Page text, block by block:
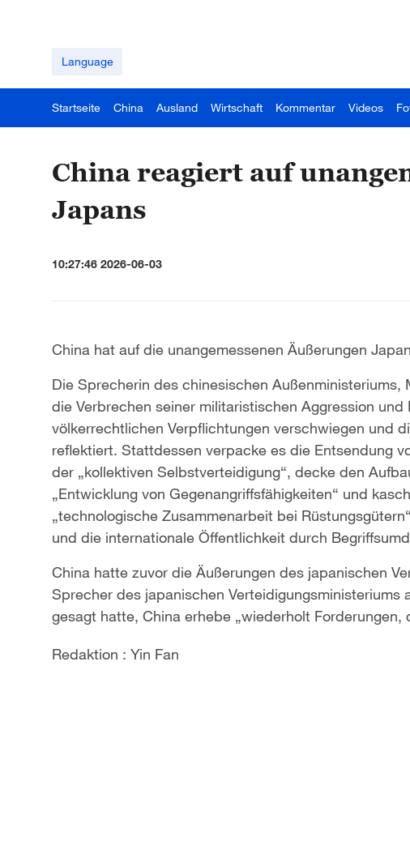
Language
Startseite China Ausland Wirtschaft Kommentar Videos
China reagiert auf
Japans
10:27:46 2026-06-03
China hat auf die unangemessenen Äußerungen
Die Sprecherin des chinesischen
die Verbrechen seiner militaristischen Aggression
völkerrechtlichen Verpflichtungen verschwiegen und
reflektiert. Stattdessen verpacke es die Entsendung
der „kollektiven Selbstverteidigung“, decke den
„Entwicklung von Gegenangriffsfähigkeiten“ und
„technologische Zusammenarbeit bei
und die internationale Öffentlichkeit durch
China hatte zuvor die Äußerungen des japanischen
Sprecher des japanischen Verteidigungsministeriums
gesagt hatte, China erhebe „wiederholt
Redaktion : Yin Fan